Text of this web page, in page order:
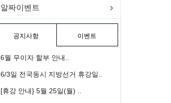
알짜이벤트
공지사항 이벤트
6월 무이자 할부 안내..
6/3일 전국동시 지방선거 휴강일..
[휴강 안내} 5월 25일(월) ..